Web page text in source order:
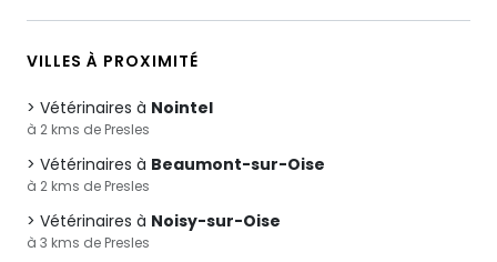
VILLES À PROXIMITÉ
Vétérinaires à Nointel
à 2 kms de Presles
Vétérinaires à Beaumont-sur-Oise
à 2 kms de Presles
Vétérinaires à Noisy-sur-Oise
à 3 kms de Presles